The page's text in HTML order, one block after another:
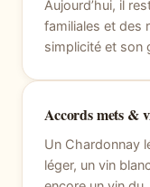
Aujourd’hui, il
familiales et des
simplicité et son
Accords mets &
Un Chardonnay
léger, un vin